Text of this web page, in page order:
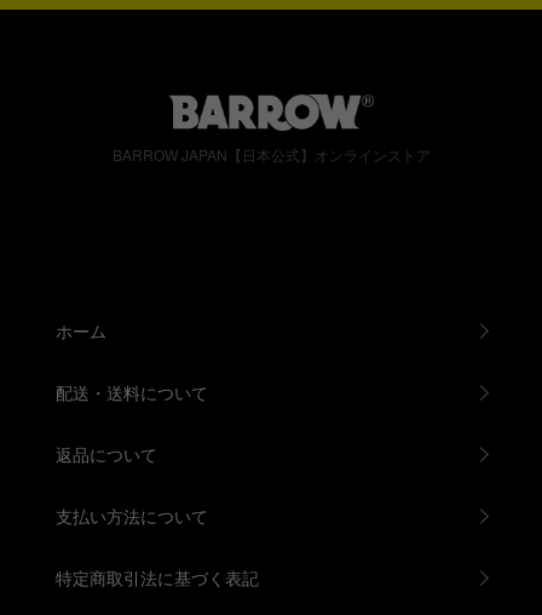
BARROW JAPAN【日本公式】オンラインストア
ホーム
配送・送料について
返品について
支払い方法について
特定商取引法に基づく表記